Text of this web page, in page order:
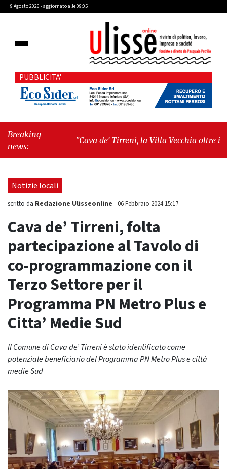
9 Agosto 2026 - aggiornato alle 09:05
PUBBLICITA'
Breaking
news:
"Cava de’ Tirreni, la Villa Vecchia oltre i
seduta consiliare: “Serve chiarezza!”"
Notizie locali
scritto da Redazione Ulisseonline -06 Febbraio 2024 15:17
Cava de’ Tirreni, folta
partecipazione al Tavolo di
co-programmazione con il
Terzo Settore per il
Programma PN Metro Plus e
Citta’ Medie Sud
Il Comune di Cava de’ Tirreni è stato identificato come
potenziale beneficiario del Programma PN Metro Plus e città
medie Sud